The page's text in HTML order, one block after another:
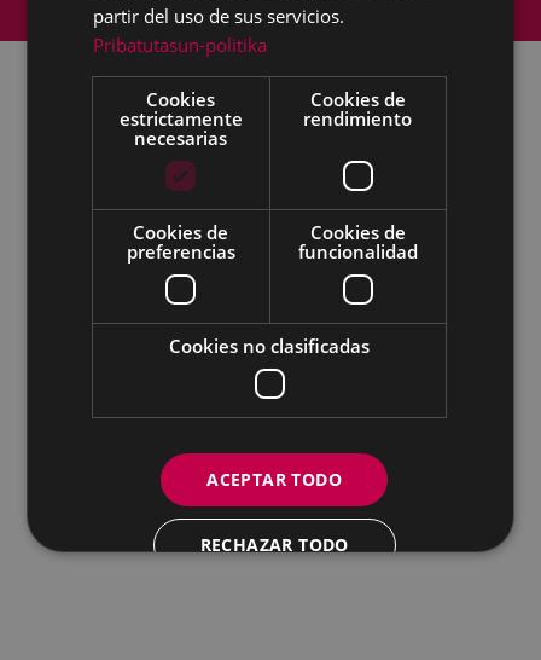
Accesibilidad
Todas las redes sociales del Ayuntamiento
Eibarko Udala - Untzaga plaza, 1 | 20600 Eibar
Tfnoa.: 943 70 84 00 / 010 | Faxa: 943 70 84 16 |
IFZ: P2003100A | DIR3 L01200300
partir del uso de sus servicios.
Pribatutasun-politika
Cookies
estrictamente
necesarias
Cookies de
rendimiento
Cookies de
preferencias
Cookies de
funcionalidad
Cookies no clasificadas
ACEPTAR TODO
RECHAZAR TODO